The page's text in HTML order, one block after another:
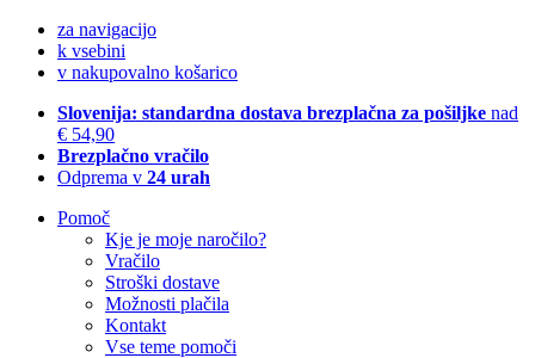
za navigacijo
k vsebini
v nakupovalno košarico
Slovenija: standardna dostava brezplačna za pošiljke nad
€ 54,90
Brezplačno vračilo
Odprema v 24 urah
Pomoč
Kje je moje naročilo?
Vračilo
Stroški dostave
Možnosti plačila
Kontakt
Vse teme pomoči